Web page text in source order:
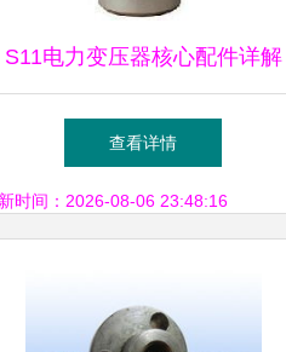
S11电力变压器核心配件详解
与选购指南
查看详情
时间：2026-08-06 23:48:16